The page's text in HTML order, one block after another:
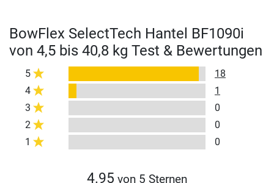
BowFlex SelectTech Hantel BF1090i
von 4,5 bis 40,8 kg Test & Bewertungen
5
18
4
1
3
0
2
0
1
0
4.95 von 5 Sternen